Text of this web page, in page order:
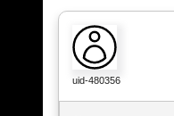
uid-480356